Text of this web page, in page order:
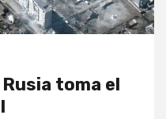
toma el